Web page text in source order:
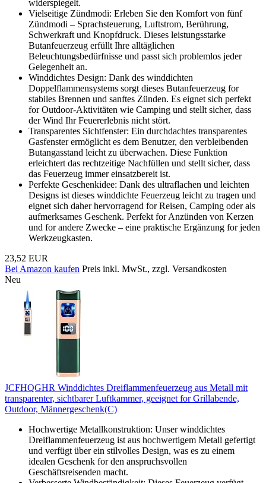
widerspiegelt.
Vielseitige Zündmodi: Erleben Sie den Komfort von fünf
Zündmodi – Sprachsteuerung, Luftstrom, Berührung,
Schwerkraft und Knopfdruck. Dieses leistungsstarke
Butanfeuerzeug erfüllt Ihre alltäglichen
Beleuchtungsbedürfnisse und passt sich problemlos jeder
Gelegenheit an.
Winddichtes Design: Dank des winddichten
Doppelflammensystems sorgt dieses Butanfeuerzeug for
stabiles Brennen und sanftes Zünden. Es eignet sich perfekt
for Outdoor-Aktivitäten wie Camping und stellt sicher, dass
der Wind Ihr Feuererlebnis nicht stört.
Transparentes Sichtfenster: Ein durchdachtes transparentes
Gasfenster ermöglicht es dem Benutzer, den verbleibenden
Butangasstand leicht zu überwachen. Diese Funktion
erleichtert das rechtzeitige Nachfüllen und stellt sicher, dass
das Feuerzeug immer einsatzbereit ist.
Perfekte Geschenkidee: Dank des ultraflachen und leichten
Designs ist dieses winddichte Feuerzeug leicht zu tragen und
eignet sich daher hervorragend for Reisen, Camping oder als
aufmerksames Geschenk. Perfekt for Anzünden von Kerzen
und for andere Zwecke – eine praktische Ergänzung for jeden
Werkzeugkasten.
23,52 EUR
Bei Amazon kaufen Preis inkl. MwSt., zzgl. Versandkosten
Neu
JCFHQGHR Winddichtes Dreiflammenfeuerzeug aus Metall mit
transparenter, sichtbarer Luftkammer, geeignet for Grillabende,
Outdoor, Männergeschenk(C)
Hochwertige Metallkonstruktion: Unser winddichtes
Dreiflammenfeuerzeug ist aus hochwertigem Metall gefertigt
und verfügt über ein stilvolles Design, was es zu einem
idealen Geschenk for den anspruchsvollen
Geschäftsreisenden macht.